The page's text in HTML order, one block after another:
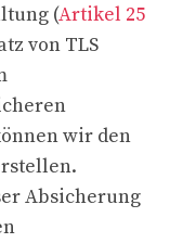
(Artikel 25
von TLS
wir den
Absicherung